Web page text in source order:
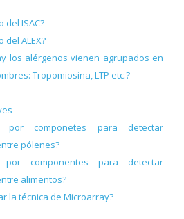
del ISAC?
del ALEX?
los alérgenos vienen agrupados en
Tropomiosina, LTP etc.?
por componetes para detectar
pólenes?
componentes para detectar
alimentos?
la técnica de Microarray?